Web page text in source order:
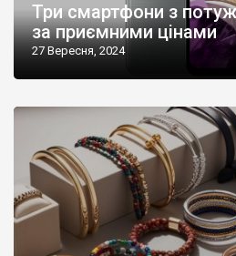
Три смартфони з
за приємними цінами
27 Вересня, 2024